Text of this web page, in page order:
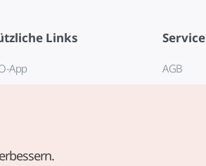
Links
App
Service
AGB